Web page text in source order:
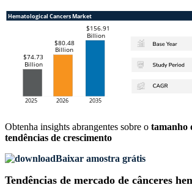
Obtenha insights abrangentes sobre o tamanho
tendências de crescimento
Baixar amostra grátis
Tendências de mercado de cânceres